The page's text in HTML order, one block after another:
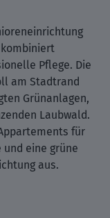
Pflege. Die
am Stadtrand
Grünanlagen,
Laubwald.
für
und eine grüne
aus.